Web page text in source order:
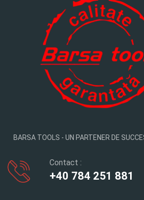
BARSA TOOLS - UN PARTENER DE
Contact :
+40 784 251 881